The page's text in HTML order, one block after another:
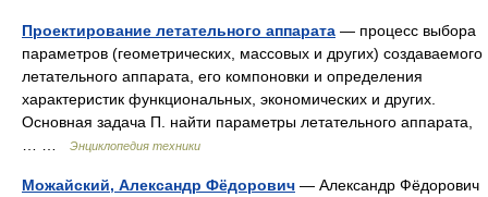
Проектирование летательного аппарата — процесс выбора
параметров (геометрических, массовых и других) создаваемого
летательного аппарата, его компоновки и определения
характеристик функциональных, экономических и других.
Основная задача П. найти параметры летательного аппарата,
Энциклопедия техники
Можайский, Александр Фёдорович — Александр Фёдорович